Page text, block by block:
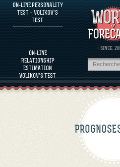
ON-LINE PERSONALITY
TEST – VOLIKOV’S
TEST
ON-LINE
RELATIONSHIP
ESTIMATION
VOLIKOV’S TEST
· SINCE.
FAQS
DEFINE ONE’S
FAMOUS
FAQS
CALCULATE
PROGNOSIS